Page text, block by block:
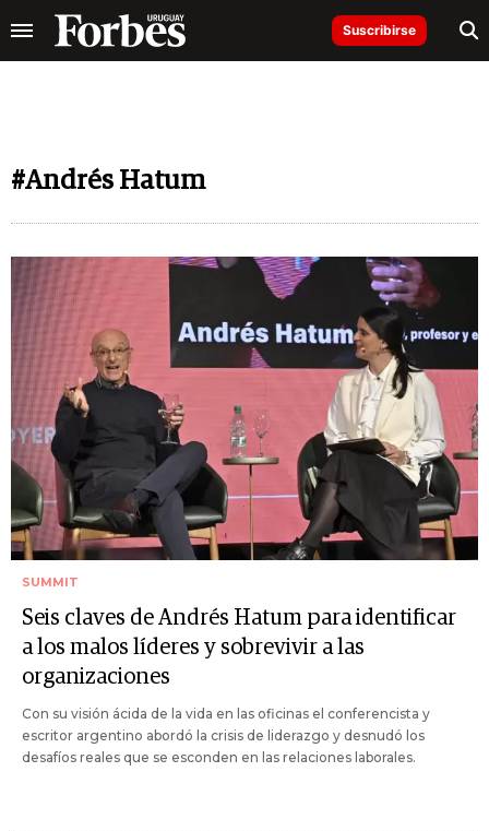
Suscribirse
#Andrés Hatum
SUMMIT
Seis claves de Andrés Hatum para identificar
a los malos líderes y sobrevivir a las
organizaciones
Con su visión ácida de la vida en las oficinas el conferencista y
escritor argentino abordó la crisis de liderazgo y desnudó los
desafíos reales que se esconden en las relaciones laborales.